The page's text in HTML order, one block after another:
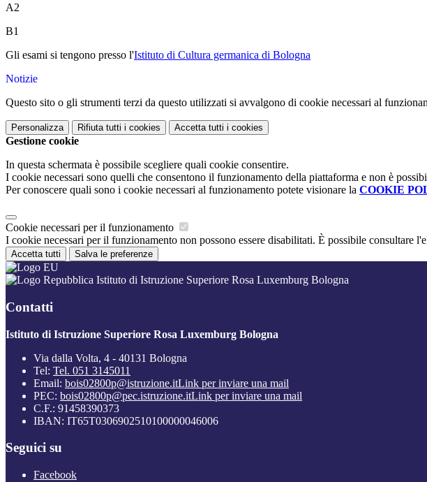
A2
B1
Gli esami si tengono presso l'Istituto di Cultura germanica di Bologna
Notizie
Questo sito o gli strumenti terzi da questo utilizzati si avvalgono di cookie necessari al
Personalizza Rifiuta tutti i cookies Accetta tutti i cookies
Gestione cookie
In questa schermata è possibile scegliere quali cookie consentire.
I cookie necessari sono quelli che consentono il funzionamento della piattaforma e non è
Per conoscere quali sono i cookie necessari al funzionamento potete visionare la COOKIE
Cookie necessari per il funzionamento
I cookie necessari per il funzionamento non possono essere disabilitati. È possibile consultare
Accetta tutti Salva le preferenze
Istituto di Istruzione Superiore Rosa Luxemburg Bologna
Contatti
Istituto di Istruzione Superiore Rosa Luxemburg Bologna
Via dalla Volta, 4 - 40131 Bologna
Tel: Tel. 051 3145011
Email: bois02800p@istruzione.itLink per inviare una mail
PEC: bois02800p@pec.istruzione.itLink per inviare una mail
C.F.: 91458390373
IBAN: IT65T0306902510100000046006
Seguici su
Facebook